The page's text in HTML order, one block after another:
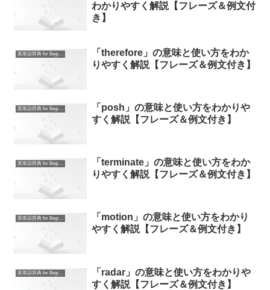
わかりやすく解説【フレーズ＆例文付
き】
英単語辞典 for Beginners
「therefore」の意味と使い方をわか
りやすく解説【フレーズ＆例文付き】
英単語辞典 for Beginners
「posh」の意味と使い方をわかりや
すく解説【フレーズ＆例文付き】
英単語辞典 for Beginners
「terminate」の意味と使い方をわか
りやすく解説【フレーズ＆例文付き】
英単語辞典 for Beginners
「motion」の意味と使い方をわかり
やすく解説【フレーズ＆例文付き】
英単語辞典 for Beginners
「radar」の意味と使い方をわかりや
すく解説【フレーズ＆例文付き】